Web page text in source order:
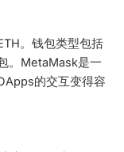
。钱包类型包括
。MetaMask是一
的交互变得容